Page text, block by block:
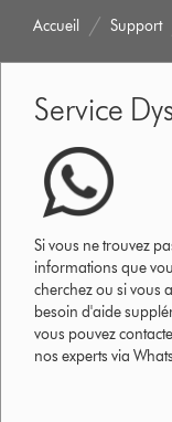
Accueil Support
Service
Si vous ne trouvez
informations que
cherchez ou si vous
besoin d'aide
vous pouvez
nos experts via